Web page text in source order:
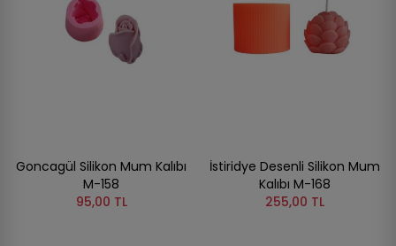
Goncagül Silikon Mum Kalıbı
M-158
95,00 TL
İstiridye Desenli Silikon Mum
Kalıbı M-168
255,00 TL